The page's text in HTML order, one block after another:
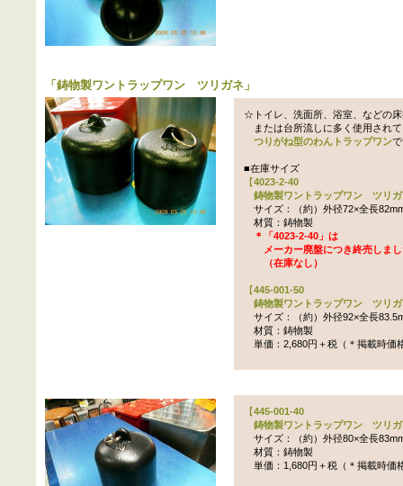
「 鋳物製ワントラップワン ツリガネ 」
☆トイレ、洗面所、浴室、などの
または台所流しに多く使用され
つりがね型のわんトラップワン
■在庫サイズ
【4023-2-40
鋳物製ワントラップワン ツリガ
サイズ：（約）外径72×全長
材質：鋳物製
＊「4023-2-40」は
メーカー廃盤につき終売しまし
（在庫なし）
【445-001-50
鋳物製ワントラップワン ツリガ
サイズ：（約）外径92×全長
材質：鋳物製
単価：2,680円＋税（＊掲載時価
【445-001-40
鋳物製ワントラップワン ツリガ
サイズ：（約）外径80×全長
材質：鋳物製
単価：1,680円＋税（＊掲載時価